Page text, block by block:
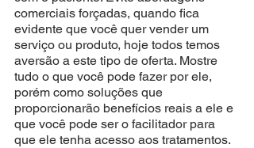
comerciais forçadas, quando fica
evidente que você quer vender um
serviço ou produto, hoje todos temos
aversão a este tipo de oferta. Mostre
tudo o que você pode fazer por ele,
porém como soluções que
proporcionarão benefícios reais a ele e
que você pode ser o facilitador para
que ele tenha acesso aos tratamentos.